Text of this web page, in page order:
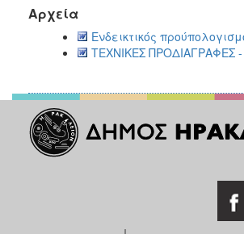
Αρχεία
Ενδεικτικός
ΤΕΧΝΙΚΕΣ ΠΡΟΔΙΑΓΡΑΦΕΣ -